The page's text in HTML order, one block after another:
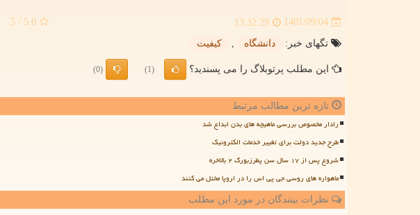
1401/09/04
13:32:29
5.0
/ 5
تگهای خبر: دانشگاه , كیفیت
این مطلب پرتوبلاگ را می پسندید؟ (1)
(0)
تازه ترین مطالب مرتبط
رادار مخصوص بررسی ماهیچه های بدن ابداع شد
طرح جدید دولت برای تغییر خدمات الکترونیک
شروع پس از ۱۷ سال سن پطرزبورگ ۲ بالاخره
ماهواره های روسی جی پی اس را در اروپا مختل می کنند
نظرات بینندگان در مورد این مطلب